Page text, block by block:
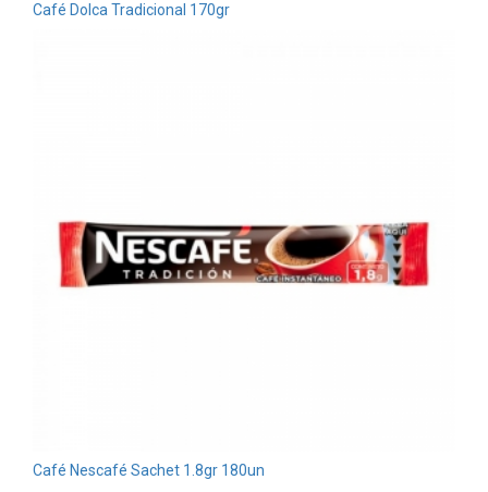
Café Dolca Tradicional 170gr
Café Nescafé Sachet 1.8gr 180un